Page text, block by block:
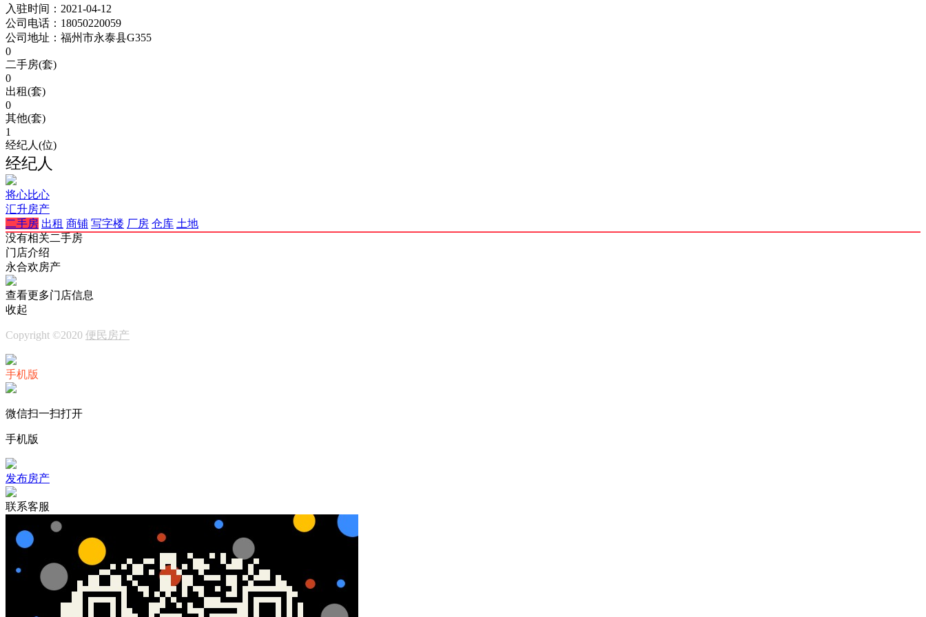
入驻时间： 2021-04-12
公司电话： 18050220059
公司地址： 福州市永泰县G355
0
二手房(套)
0
出租(套)
0
其他(套)
1
经纪人(位)
经纪人
将心比心
汇升房产
二手房 出租 商铺 写字楼 厂房 仓库 土地
没有相关二手房
门店介绍
永合欢房产
查看更多门店信息
收起
Copyright ©2020 便民房产
手机版
微信扫一扫打开
手机版
发布房产
联系客服